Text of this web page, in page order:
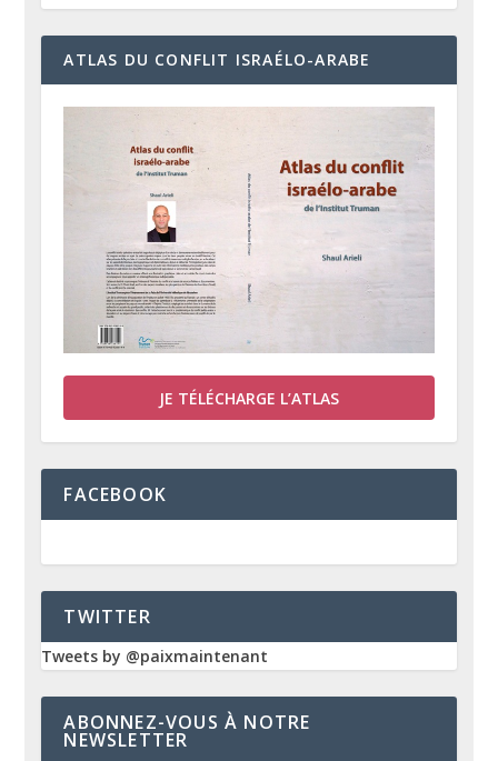
ATLAS DU CONFLIT ISRAÉLO-ARABE
JE TÉLÉCHARGE L’ATLAS
FACEBOOK
TWITTER
Tweets by @paixmaintenant
ABONNEZ-VOUS À NOTRE
NEWSLETTER